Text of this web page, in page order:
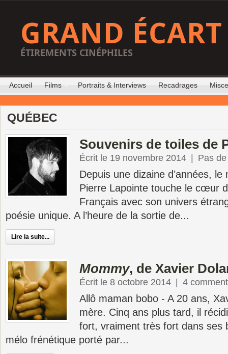
GRAND ÉCART
ÉTIREMENTS CINÉPHILES
Accueil Films Portraits & Interviews Recadrages
QUÉBEC
Souvenirs de toiles de
Écrit le 19 novembre 2014 Pas
Depuis une dizaine d’années, le
Pierre Lapointe touche le cœur
Français avec son univers
poésie unique. A l’heure de la sortie de...
Lire la suite...
Mommy, de Xavier
Écrit le 8 octobre 2014 4
Allô maman bobo - A 20 ans,
mère. Cinq ans plus tard, il
fort, vraiment très fort dans ses
mélo frénétique porté par...